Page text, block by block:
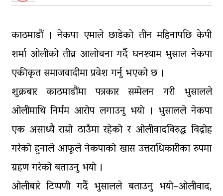
घरमाथि पहिरो खस्दा ३ वर्षीय बालकको
घरमाथिबाट पहिरो खसेपछि १३ घरधुरी
स्थानान्तरण
पाँच लाख घुससहित कर अधिकृत
रंगेहात पक्राऊ
काठमाडौं । नेकपा एमाले छाडेको तीन महिनापछि केपी
शर्मा ओलीको तीव्र आलोचना गर्दै घनश्याम भुसाल नेकपा
एकीकृत समाजवादीमा प्रवेश गर्नु भएको छ ।
शुक्रबार काठमाडौंमा पत्रकार सम्मेलन गरी भुसालले
ओलीमाथि निर्मम आरोप लगाउनु भयो । भुसालले नेकपा
एक असाध्यै राम्रो ठाउँमा रहेको र ओलीवादविरुद्ध विद्रोह
गरेको हुनाले आफूले नेकपाको खास उत्तराधिकारीका रुपमा
ग्रहण गरेको बताउनु भयो ।
ओलीबारे टिप्पणी गर्दै भुसालले बताउनु भयो–ओलीवाद,